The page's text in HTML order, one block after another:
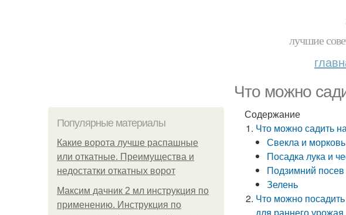
лучшие
Что можно
Популярные материалы
Какие ворота лучше распашные
или откатные. Преимущества и
недостатки откатных ворот
Максим дачник 2 мл инструкция по
применению. Инструкция по
Содержание
Что можно садить
Свекла и морковь
Посадка лука и
Подзимний посев
Зелень
Что можно